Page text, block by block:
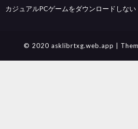
カジュアルPCゲームをダウンロードしない
© 2020 asklibrtxg.web.app |